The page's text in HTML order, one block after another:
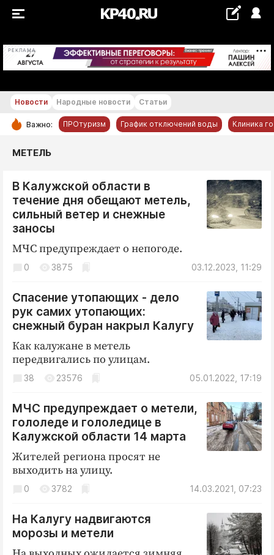
РЕКЛАМА +21...+22 °С
РУБРИКИ
Новости компаний
Статьи
Народные новости
Авто и транспорт
Благоустройство
Культура
Недвижимость и ЖКХ
Общество
Погода
Происшествия
Спорт
ПРОЕКТЫ
Издания
Медиаперсона
Интересное чтиво
Новости Народные новости Статьи
Важно: ПРОтуризм График отключений воды Клиника
МЕТЕЛЬ
В Калужской области в
течение дня обещают метель,
сильный ветер и снежные
заносы
МЧС предупреждает о непогоде.
03.12.2023, 11:29
0 3875
Спасение утопающих - дело
рук самих утопающих:
снежный буран накрыл Калугу
Как калужане в метель
передвигались по улицам.
05.01.2022, 17:19
38 23576
МЧС предупреждает о метели,
гололеде и гололедице в
Калужской области 14 марта
Жителей региона просят не
выходить на улицу.
14.03.2021, 07:23
0 3782
На Калугу надвигаются
морозы и метели